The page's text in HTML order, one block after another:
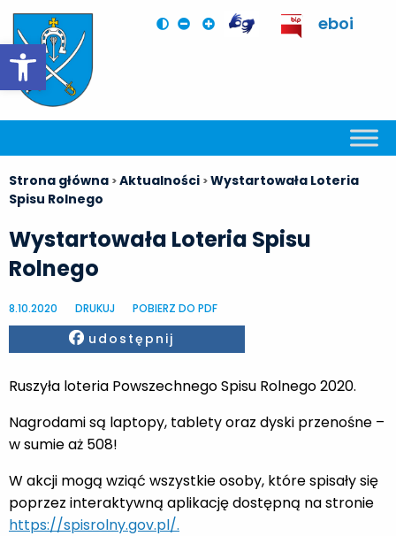
Otwórz pasek narzędzi
eboi
Strona główna >Aktualności >Wystartowała Loteria
Spisu Rolnego
Wystartowała Loteria Spisu
Rolnego
8.10.2020 DRUKUJ POBIERZ DO PDF
Facebook
udostępnij
Ruszyła loteria Powszechnego Spisu Rolnego 2020.
Nagrodami są laptopy, tablety oraz dyski przenośne –
w sumie aż 508!
W akcji mogą wziąć wszystkie osoby, które spisały się
poprzez interaktywną aplikację dostępną na stronie
https://spisrolny.gov.pl/.